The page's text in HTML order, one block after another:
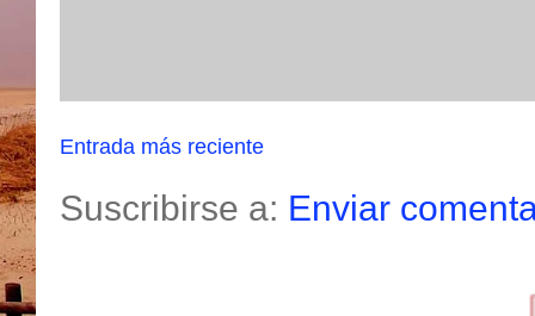
Entrada más reciente
Suscribirse a: Enviar